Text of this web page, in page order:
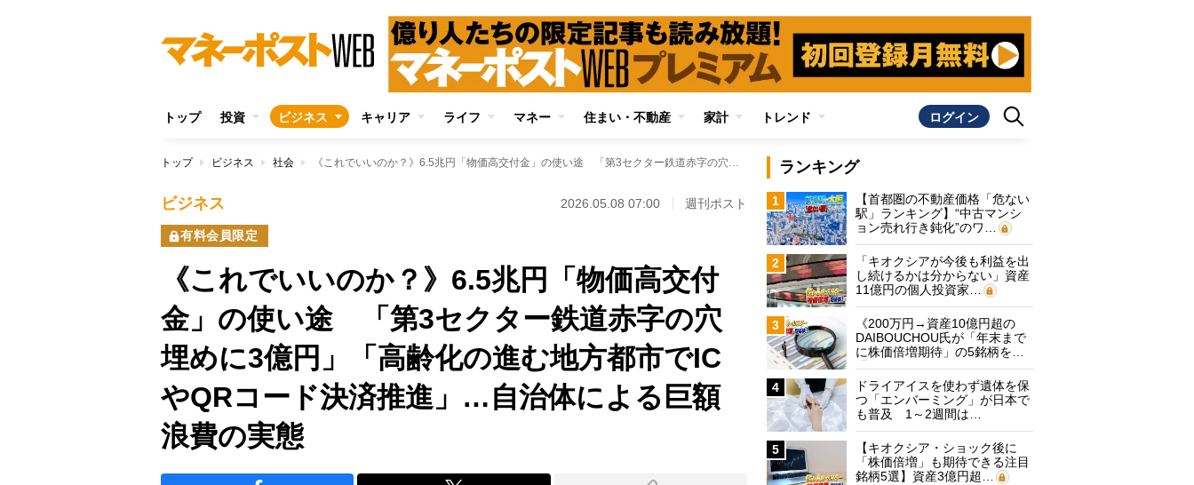
トップ 投資 ビジネス キャリア ライフ マネー 住まい・不動産 家計 トレンド ログイン
トップ ビジネス 社会 《これでいいのか？》6.5兆円「物価高交付金」の使い途 「第3セクター鉄道赤字の穴埋めに3億円」「高齢化の進む地方都市でICやQRコード決済推進」…自治体による巨額浪費の実態
ビジネス 2026.05.08 07:00 週刊ポスト
有料会員限定
《これでいいのか？》6.5兆円「物価高交付
金」の使い途 「第3セクター鉄道赤字の穴
埋めに3億円」「高齢化の進む地方都市でIC
やQRコード決済推進」…自治体による巨額
浪費の実態
ランキング
1
【首都圏の不動産価格「危ない
駅」ランキング】“中古マンシ
ョン売れ行き鈍化”のワ…
2
「キオクシアが今後も利益を出
し続けるかは分からない」資産
11億円の個人投資家…
3
《200万円→資産10億円超の
DAIBOUCHOU氏が「年末まで
に株価倍増期待」の5銘柄を…
4
ドライアイスを使わず遺体を保
つ「エンバーミング」が日本で
も普及 1～2週間は…
5
【キオクシア・ショック後に
「株価倍増」も期待できる注目
銘柄5選】資産3億円超…